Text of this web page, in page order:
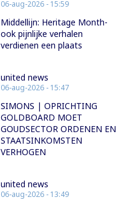
06-aug-2026 - 15:59
Middellijn: Heritage Month-
ook pijnlijke verhalen
verdienen een plaats
united news
06-aug-2026 - 15:47
SIMONS | OPRICHTING
GOLDBOARD MOET
GOUDSECTOR ORDENEN EN
STAATSINKOMSTEN
VERHOGEN
united news
06-aug-2026 - 13:49